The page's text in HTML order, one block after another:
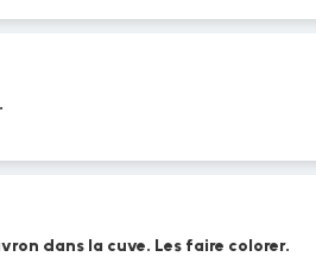
dans la cuve. Les faire colorer.